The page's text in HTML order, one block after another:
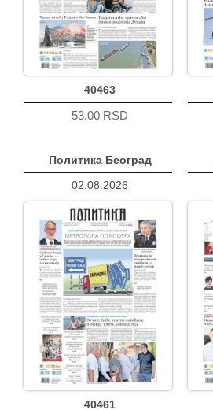
40463
53.00 RSD
Политика Београд
02.08.2026
40461